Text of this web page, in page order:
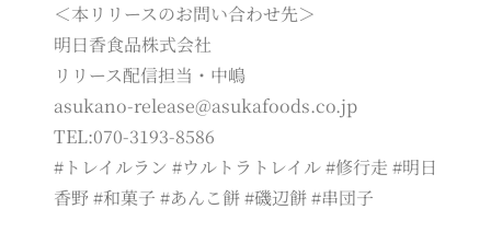
＜本リリースのお問い合わせ先＞
明日香食品株式会社
リリース配信担当・中嶋
asukano-release@asukafoods.co.jp
TEL:070-3193-8586
#トレイルラン #ウルトラトレイル #修行走 #明日
香野 #和菓子 #あんこ餅 #磯辺餅 #串団子